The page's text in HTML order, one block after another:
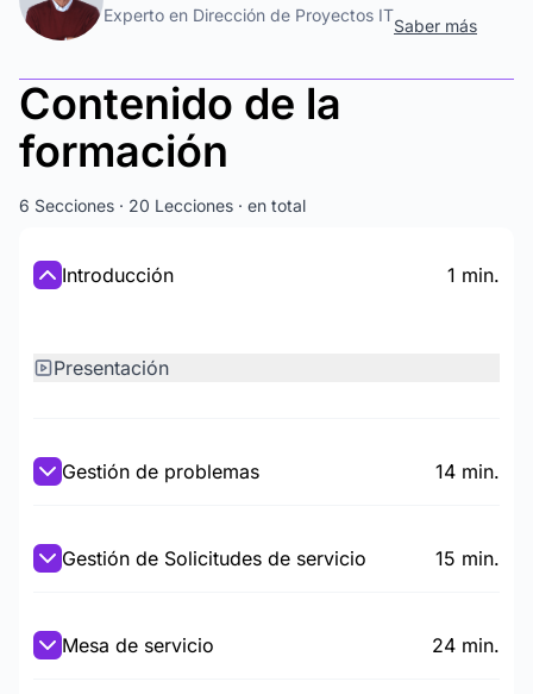
Experto en Dirección de Proyectos IT
Saber más
Contenido de la
formación
6 Secciones · 20 Lecciones · en total
Introducción 1 min.
Presentación
Gestión de problemas 14 min.
Gestión de Solicitudes de servicio 15 min.
Mesa de servicio 24 min.